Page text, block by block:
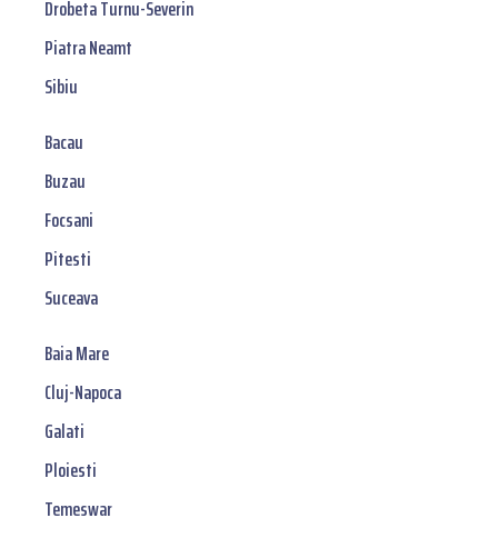
Drobeta Turnu-Severin
Piatra Neamt
Sibiu
Bacau
Buzau
Focsani
Pitesti
Suceava
Baia Mare
Cluj-Napoca
Galati
Ploiesti
Temeswar